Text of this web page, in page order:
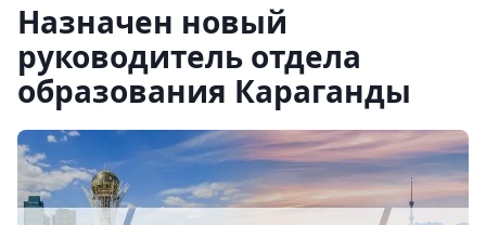
Назначен новый
руководитель отдела
образования Караганды